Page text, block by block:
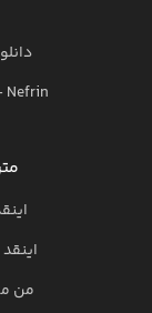
Nefrin
من